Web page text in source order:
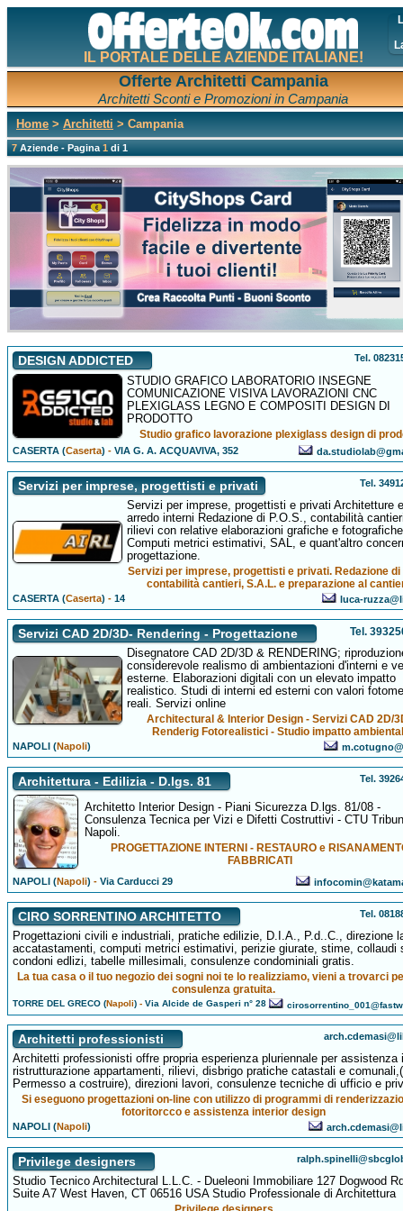
IL PORTALE DELLE AZIENDE ITALIANE!
Offerte Architetti Campania
Architetti Sconti e Promozioni in Campania
Home > Architetti > Campania
7Aziende - Pagina1di 1
DESIGN ADDICTED Tel.
STUDIO GRAFICO LABORATORIO INSEGNE
COMUNICAZIONE VISIVA LAVORAZIONI CNC
PLEXIGLASS LEGNO E COMPOSITI DESIGN DI
PRODOTTO
Studio grafico lavorazione plexiglass design di
CASERTA (Caserta) -VIA G. A. ACQUAVIVA, 352
Servizi per imprese, progettisti e privati Tel.
Servizi per imprese, progettisti e privati Architetture
arredo interni Redazione di P.O.S., contabilità
rilievi con relative elaborazioni grafiche e
Computi metrici estimativi, SAL, e quant'altro
progettazione.
Servizi per imprese, progettisti e privati. Redazione di
contabilità cantieri, S.A.L. e preparazione al
CASERTA (Caserta) -14 luca-
Servizi CAD 2D/3D- Rendering - Progettazione Tel.
Disegnatore CAD 2D/3D & RENDERING;
considerevole realismo di ambientazioni d'interni e
esterne. Elaborazioni digitali con un elevato impatto
realistico. Studi di interni ed esterni con valori
reali. Servizi online
Architectural & Interior Design - Servizi CAD 2D/
Renderig Fotorealistici - Studio impatto
NAPOLI (Napoli)
Architettura - Edilizia - D.lgs. 81 Tel.
Architetto Interior Design - Piani Sicurezza D.lgs. 81/08 -
Consulenza Tecnica per Vizi e Difetti Costruttivi - CTU
Napoli.
PROGETTAZIONE INTERNI - RESTAURO e
FABBRICATI
NAPOLI (Napoli) -Via Carducci 29
CIRO SORRENTINO ARCHITETTO Tel.
Progettazioni civili e industriali, pratiche edilizie, D.I.A., P.d..C., direzione
accatastamenti, computi metrici estimativi, perizie giurate, stime, collaudi
condoni edlizi, tabelle millesimali, consulenze condominiali gratis.
La tua casa o il tuo negozio dei sogni noi te lo realizziamo, vieni a trovarci
consulenza gratuita.
TORRE DEL GRECO (Napoli) -Via Alcide de Gasperi n° 28
Architetti professionisti
Architetti professionisti offre propria esperienza pluriennale per assistenza
ristrutturazione appartamenti, rilievi, disbrigo pratiche catastali e
Permesso a costruire), direzioni lavori, consulenze tecniche di ufficio e
Si eseguono progettazioni on-line con utilizzo di programmi di
fotoritorcco e assistenza interior design
NAPOLI (Napoli)
Privilege designers
Studio Tecnico Architectural L.L.C. - Dueleoni Immobiliare 127 Dogwood
Suite A7 West Haven, CT 06516 USA Studio Professionale di Architettura